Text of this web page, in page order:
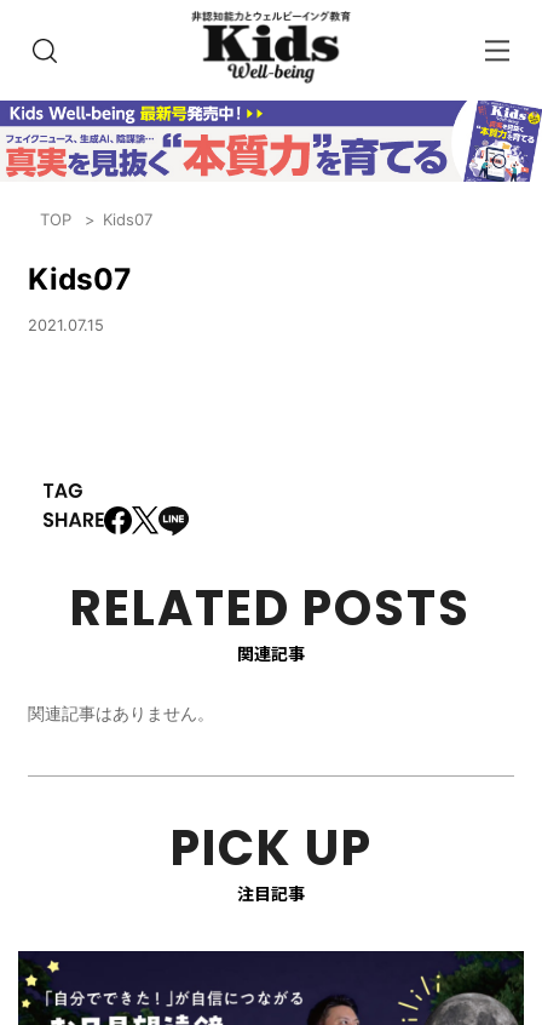
TOP Kids07
Kids07
2021.07.15
RELATED POSTS
関連記事
関連記事はありません。
PICK UP
注目記事